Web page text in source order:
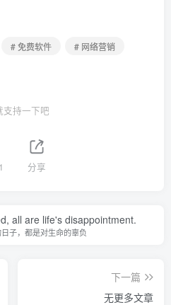
# 免费软件
# 网络营销
支持一下吧
分享
all are life's disappointment.
子，都是对生命的辜负
下一篇
无更多文章